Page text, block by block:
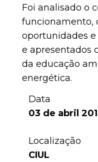
Foi analisado o
funcionamento,
oportunidades e
e apresentados
da educação
energética.
Data
03 de abril
Localização
CIUL